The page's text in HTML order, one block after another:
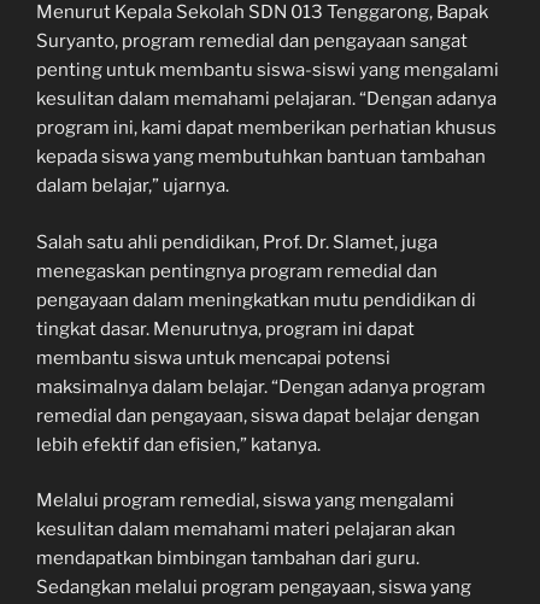
Menurut Kepala Sekolah SDN 013 Tenggarong, Bapak
Suryanto, program remedial dan pengayaan sangat
penting untuk membantu siswa-siswi yang mengalami
kesulitan dalam memahami pelajaran. “Dengan adanya
program ini, kami dapat memberikan perhatian khusus
kepada siswa yang membutuhkan bantuan tambahan
dalam belajar,” ujarnya.
Salah satu ahli pendidikan, Prof. Dr. Slamet, juga
menegaskan pentingnya program remedial dan
pengayaan dalam meningkatkan mutu pendidikan di
tingkat dasar. Menurutnya, program ini dapat
membantu siswa untuk mencapai potensi
maksimalnya dalam belajar. “Dengan adanya program
remedial dan pengayaan, siswa dapat belajar dengan
lebih efektif dan efisien,” katanya.
Melalui program remedial, siswa yang mengalami
kesulitan dalam memahami materi pelajaran akan
mendapatkan bimbingan tambahan dari guru.
Sedangkan melalui program pengayaan, siswa yang